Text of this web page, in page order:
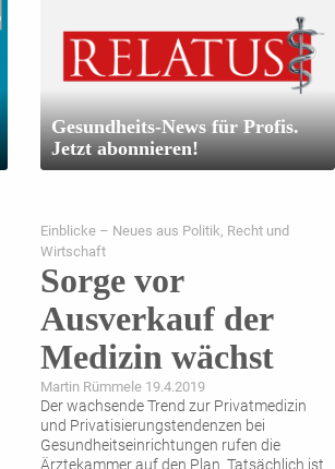
Gesundheits-News für Profis.
Jetzt abonnieren!
Einblicke – Neues aus Politik, Recht und
Wirtschaft
Sorge vor
Ausverkauf der
Medizin wächst
Martin Rümmele 19.4.2019
Der wachsende Trend zur Privatmedizin
und Privatisierungstendenzen bei
Gesundheitseinrichtungen rufen die
Ärztekammer auf den Plan. Tatsächlich ist